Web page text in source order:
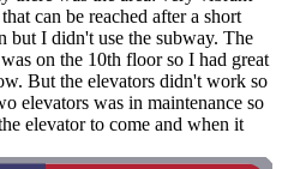
can be reached after a short
but I didn't use the subway. The
on the 10th floor so I had great
But the elevators didn't work so
elevators was in maintenance so
elevator to come and when it